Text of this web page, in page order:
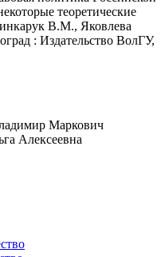
теоретические
В.М., Яковлева
: Издательство ВолГУ,
Маркович
Алексеевна